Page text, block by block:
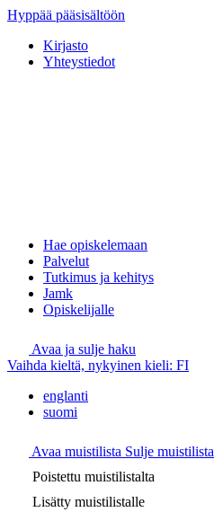
Hyppää pääsisältöön
Kirjasto
Yhteystiedot
Hae opiskelemaan
Palvelut
Tutkimus ja kehitys
Jamk
Opiskelijalle
Avaa ja sulje haku
Vaihda kieltä, nykyinen kieli: FI
englanti
suomi
Avaa muistilista Sulje muistilista
Poistettu muistilistalta
Lisätty muistilistalle